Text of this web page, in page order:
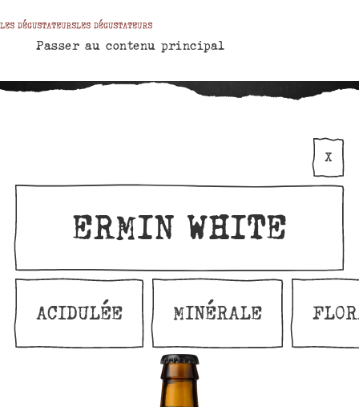
Passer au contenu principal
X
ERMIN WHITE
ACIDULÉE MINÉRALE